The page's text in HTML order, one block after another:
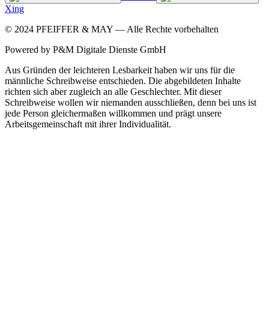
Xing
© 2024 PFEIFFER & MAY — Alle Rechte vorbehalten
Powered by P&M Digitale Dienste GmbH
Aus Gründen der leichteren Lesbarkeit haben wir uns für die
männliche Schreibweise entschieden. Die abgebildeten Inhalte
richten sich aber zugleich an alle Geschlechter. Mit dieser
Schreibweise wollen wir niemanden ausschließen, denn bei uns ist
jede Person gleichermaßen willkommen und prägt unsere
Arbeitsgemeinschaft mit ihrer Individualität.